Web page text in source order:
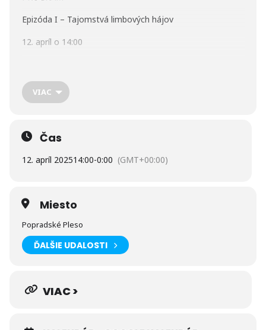
Epizóda I – Tajomstvá limbových hájov
12. apríl o 14:00
Guiding
Tajomstvá tatranských limbových hájov, rozprávanie o
Vstup voľný.
Zmena programu vyhradená.
VIAC
Čas
12. apríl 202514:00-0:00 (GMT+00:00)
Miesto
Popradské Pleso
ĎALŠIE UDALOSTI
VIAC >